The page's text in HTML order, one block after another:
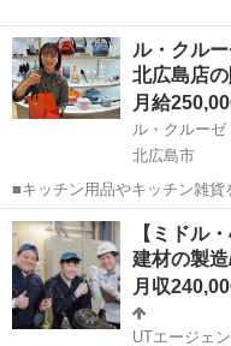
ル・クル
北広島店の
月給
ル・クルー
北広島市
■キッチン用品やキッチン雑貨
の販売スタッフです。 具体的
ディスプレイなど ・その他店
品】 鋳物ホーロー鍋をはじ
北海道 北広島市 その他
【ミドル
建材の製
月収
UTエージェ